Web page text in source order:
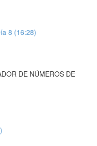
8 (16:28)
DE NÚMEROS DE